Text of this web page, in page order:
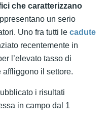
che caratterizzano
un serio
Uno fra tutti le cadute
recentemente in
l’elevato tasso di
il settore.
i risultati
in campo dal 1